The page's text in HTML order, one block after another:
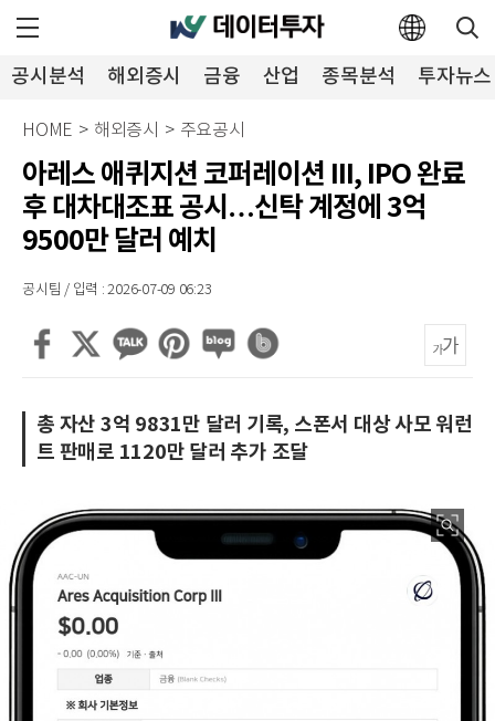
공시분석 해외증시 금융 산업 종목분석 투자뉴스
HOME > 해외증시 > 주요공시
아레스 애퀴지션 코퍼레이션 III, IPO 완료
후 대차대조표 공시…신탁 계정에 3억
9500만 달러 예치
공시팀 / 입력 : 2026-07-09 06:23
총 자산 3억 9831만 달러 기록, 스폰서 대상 사모 워런
트 판매로 1120만 달러 추가 조달